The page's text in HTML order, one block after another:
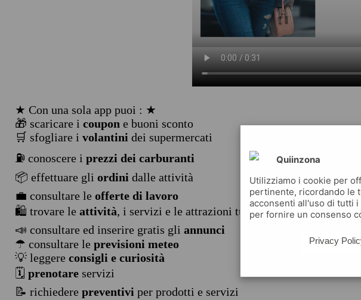
★ Con una sola app puoi : ★
🎁 scaricare i coupon e buoni sconto
🛒 sfogliare i volantini dei supermercati
⛽ conoscere i prezzi dei carburanti
📦 effettuare gli ordini dalle attività
💼 consultare le offerte di lavoro
🛍️ trovare le attività, i servizi e le attrazioni turistiche
📣 consultare ed inserire gratis gli annunci
☂ consultare le previsioni meteo
💡 leggere consigli e curiosità
🗓️ prenotareservizi
📝 richiedere preventivi per prodotti e servizi
Quiinzona
Utilizziamo i cookie per
pertinente, ricordando le
acconsenti all'uso di tutti
per fornire un consenso
Privacy